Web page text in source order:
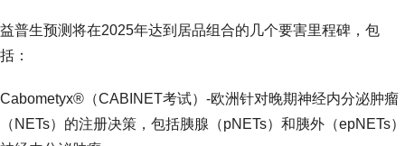
益普生预测将在2025年达到居品组合的几个要害里程碑，包
括：
Cabometyx®（CABINET考试）-欧洲针对晚期神经内分泌肿瘤
（NETs）的注册决策，包括胰腺（pNETs）和胰外（epNETs）